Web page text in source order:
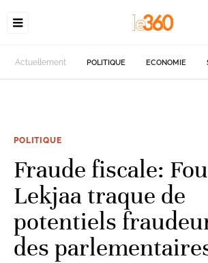
Actuellement POLITIQUE ECONOMIE
POLITIQUE
Fraude fiscale:
Lekjaa traque de
potentiels
des